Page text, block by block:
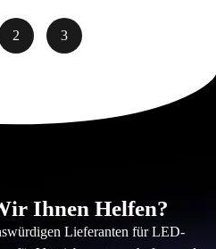
2 3
Ihnen Helfen?
Lieferanten für LED-